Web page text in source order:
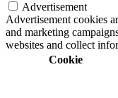
Advertisement
Advertisement cookies
and marketing
websites and collect
Cookie